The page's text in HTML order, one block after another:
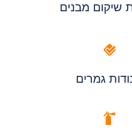
שיקום מבנים
גמרים